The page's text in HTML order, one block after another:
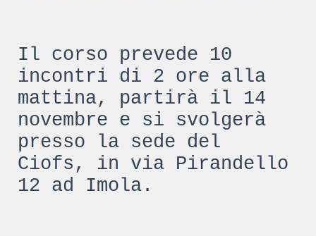
Il corso prevede 10
incontri di 2 ore alla
mattina, partirà il 14
novembre e si svolgerà
presso la sede del
Ciofs, in via Pirandello
12 ad Imola.